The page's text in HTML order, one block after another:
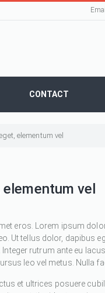
CONTACT
elementum vel
vel
eros. Lorem ipsum
Ut tellus dolor, dapibus
rutrum ante eu
leo vel metus. Nulla
et ultrices posuere